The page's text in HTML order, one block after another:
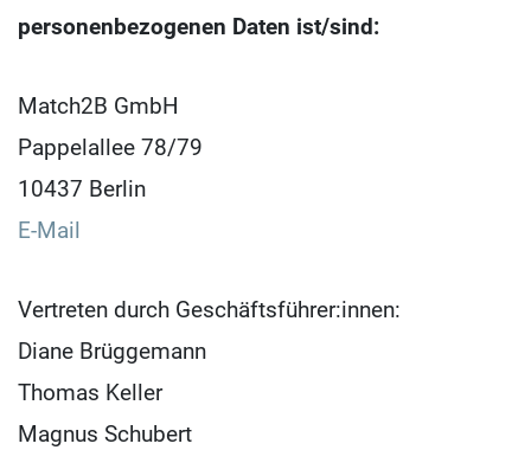
personenbezogenen Daten ist/sind:
Match2B GmbH
Pappelallee 78/79
10437 Berlin
E-Mail
Vertreten durch Geschäftsführer:innen:
Diane Brüggemann
Thomas Keller
Magnus Schubert